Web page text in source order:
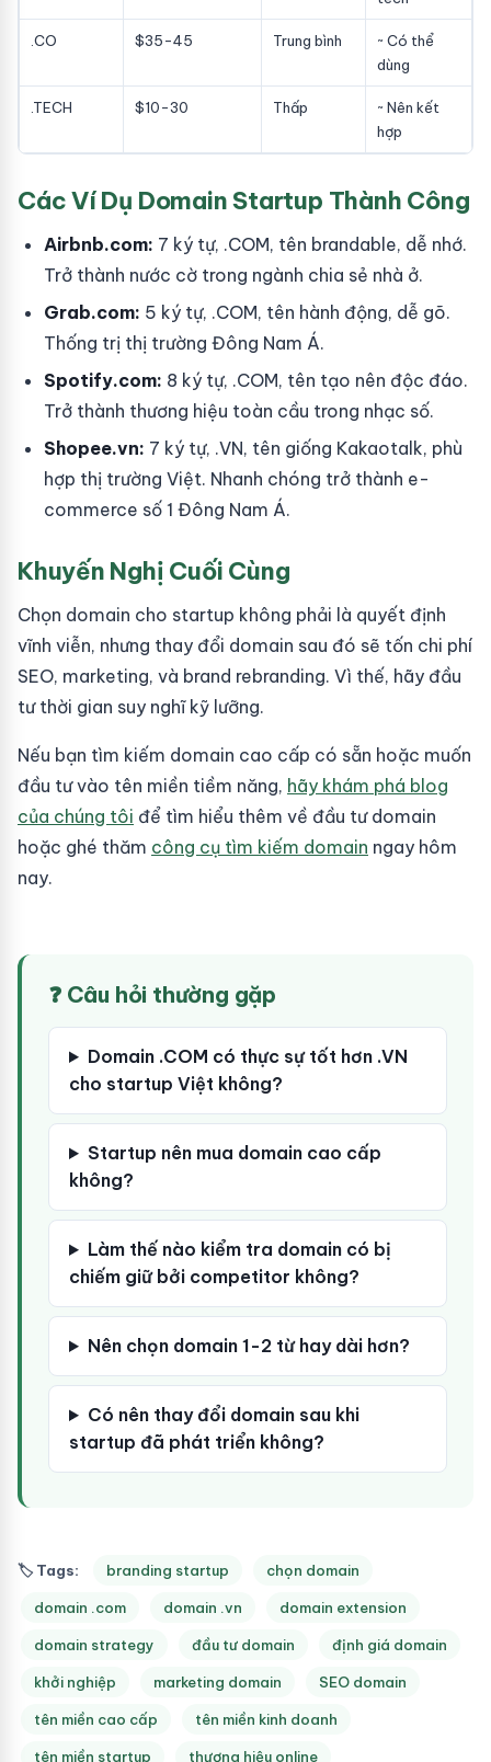
.CO $35-45 Trung bình
~ Có thể
dùng
.TECH $10-30 Thấp
~ Nên kết
hợp
Các Ví Dụ Domain Startup Thành Công
Airbnb.com: 7 ký tự, .COM, tên brandable, dễ nhớ.
Trở thành nước cờ trong ngành chia sẻ nhà ở.
Grab.com: 5 ký tự, .COM, tên hành động, dễ gõ.
Thống trị thị trường Đông Nam Á.
Spotify.com: 8 ký tự, .COM, tên tạo nên độc đáo.
Trở thành thương hiệu toàn cầu trong nhạc số.
Shopee.vn: 7 ký tự, .VN, tên giống Kakaotalk, phù
hợp thị trường Việt. Nhanh chóng trở thành e-
commerce số 1 Đông Nam Á.
Khuyến Nghị Cuối Cùng
Chọn domain cho startup không phải là quyết định
vĩnh viễn, nhưng thay đổi domain sau đó sẽ tốn chi phí
SEO, marketing, và brand rebranding. Vì thế, hãy đầu
tư thời gian suy nghĩ kỹ lưỡng.
Nếu bạn tìm kiếm domain cao cấp có sẵn hoặc muốn
đầu tư vào tên miền tiềm năng, hãy khám phá blog
của chúng tôi để tìm hiểu thêm về đầu tư domain
hoặc ghé thăm công cụ tìm kiếm domain ngay hôm
nay.
❓ Câu hỏi thường gặp
Domain .COM có thực sự tốt hơn .VN
cho startup Việt không?
Startup nên mua domain cao cấp
không?
Làm thế nào kiểm tra domain có bị
chiếm giữ bởi competitor không?
Nên chọn domain 1-2 từ hay dài hơn?
Có nên thay đổi domain sau khi
startup đã phát triển không?
🏷 Tags: branding startup chọn domain
domain .com domain .vn domain extension
domain strategy đầu tư domain định giá domain
khởi nghiệp marketing domain SEO domain
tên miền cao cấp tên miền kinh doanh
tên miền startup thương hiệu online